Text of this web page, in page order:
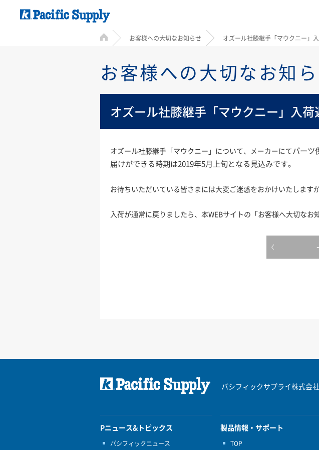
HOME
お客様への大切なお知らせ オズール社膝継手「マウクニー」
お客様への大切なお知
オズール社膝継手「マウクニー」入荷
オズール社膝継手「マウクニー」について、 メーカーにてパーツ
届けができる時期は2019年5月上旬となる見込みです。
お待ちいただいている皆さまには大変ご迷惑をおかけいたします
入荷が通常に戻りましたら、本WEBサイトの「お客様へ大切なお
パシフィックサプライ株式会
Pニュース&トピックス
パシフィックニュース
製品情報・サポート
TOP